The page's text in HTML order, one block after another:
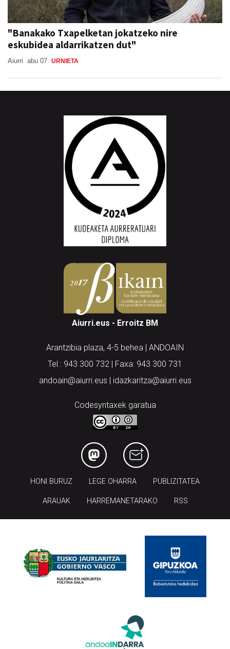
"Banakako Txapelketan jokatzeko nire
eskubidea aldarrikatzen dut"
Aiurri abu 07 URNIETA
Aiurri.eus - Erroitz BM
Arantzibia plaza, 4-5 behea | ANDOAIN
Tel.: 943 300 732 | Faxa: 943 300 731
andoain@aiurri.eus | idazkaritza@aiurri.eus
Codesyntaxek garatua
HONI BURUZ LEGE OHARRA PUBLIZITATEA
ARAUAK HARREMANETARAKO RSS